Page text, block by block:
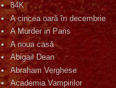
84K
A cincea oară în decembrie
A Murder in Paris
A noua casă
Abigail Dean
Abraham Verghese
Academia Vampirilor